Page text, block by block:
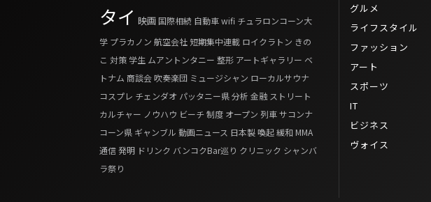
タイ 映画 国際相続 自動車wifi チュラロンコーン大
学 プラカノン 航空会社 短期集中連載 ロイクラトン きの
こ 対策 学生 ムアントンタニー 整形 アートギャラリー ベ
トナム 商談会吹奏楽団 ミュージシャン ローカルサウナ
コスプレ チェンダオ パッタニー県分析 金融 ストリート
カルチャー ノウハウ ビーチ制度 オープン 列車サコンナ
コーン県 ギャンブル 動画ニュース 日本製喚起緩和 MMA
通信発明 ドリンク バンコクBar巡り クリニック シャンバ
ラ祭り
グルメ
ライフスタイル
ファッション
アート
スポーツ
IT
ビジネス
ヴォイス